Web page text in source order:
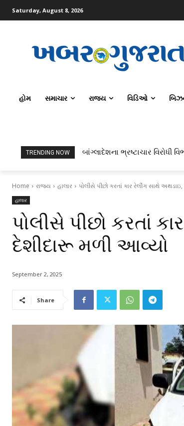
Saturday, August 8, 2026
હોમ સમાચાર રાજ્ય વિડિઓ
TRENDING NOW ટોપર્સ કોમ્પ્યુટર સાયન્સ અને
બાંગ્લાદેશના ભ્રષ્ટાચાર વિરોધી
Home રાજ્ય હાલાર પોલીસે પીછો કરતાં કાર રેલીંગ સાથે
હાલાર
પોલીસે પીછો કરતાં
દેશીદારૂ મળી આવ્યો
September 2, 2025
Share